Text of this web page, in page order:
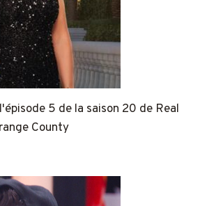
5 de la saison 20 de Real
County